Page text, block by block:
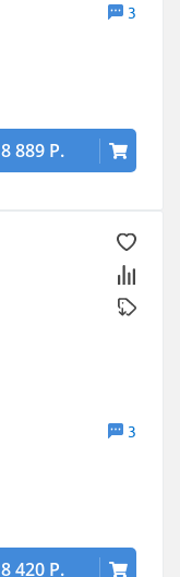
3
8 889 Р.
3
8 420 Р.